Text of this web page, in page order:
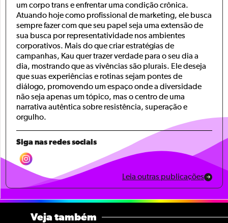
um corpo trans e enfrentar uma condição crônica.
Atuando hoje como profissional de marketing, ele busca
sempre fazer com que seu papel seja uma extensão de
sua busca por representatividade nos ambientes
corporativos. Mais do que criar estratégias de
campanhas, Kau quer trazer verdade para o seu dia a
dia, mostrando que as vivências são plurais. Ele deseja
que suas experiências e rotinas sejam pontes de
diálogo, promovendo um espaço onde a diversidade
não seja apenas um tópico, mas o centro de uma
narrativa autêntica sobre resistência, superação e
orgulho.
Siga nas redes sociais
Leia outras publicações
Veja também